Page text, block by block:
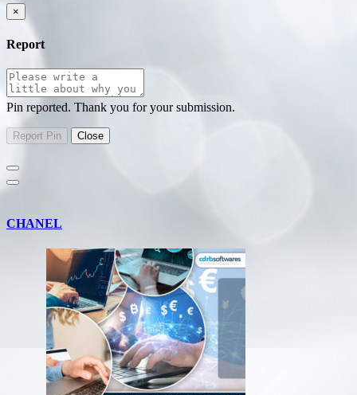
×
Report
Pin reported. Thank you for your submission.
CHANEL